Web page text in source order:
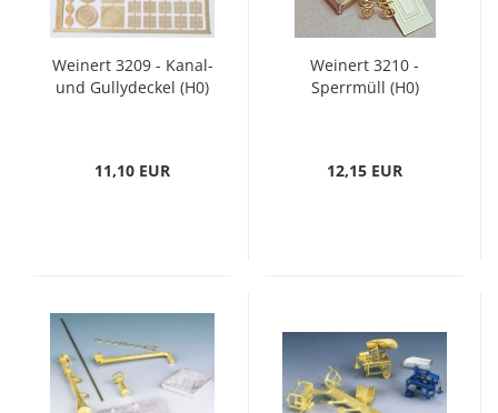
Weinert 3209 - Kanal-
und Gullydeckel (H0)
11,10 EUR
Weinert 3210 -
Sperrmüll (H0)
12,15 EUR